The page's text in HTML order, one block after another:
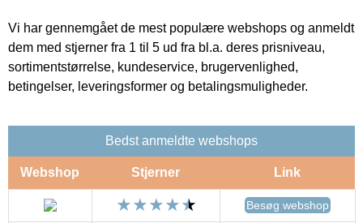
Vi har gennemgået de mest populære webshops og anmeldt
dem med stjerner fra 1 til 5 ud fra bl.a. deres prisniveau,
sortimentstørrelse, kundeservice, brugervenlighed,
betingelser, leveringsformer og betalingsmuligheder.
Bedst anmeldte webshops
Webshop Stjerner Link
Besøg webshop